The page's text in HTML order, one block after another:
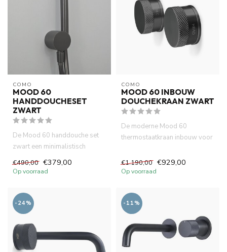
COMO
MOOD 60
HANDDOUCHESET
ZWART
De Mood 60 handdouche set
zwart een minimalistisch
van...
€490,00 €379,00
Op voorraad
COMO
MOOD 60 INBOUW
DOUCHEKRAAN ZWART
De moderne Mood 60
thermostaatkraan inbouw voor
m...
€1.190,00 €929,00
Op voorraad
-24% -11%